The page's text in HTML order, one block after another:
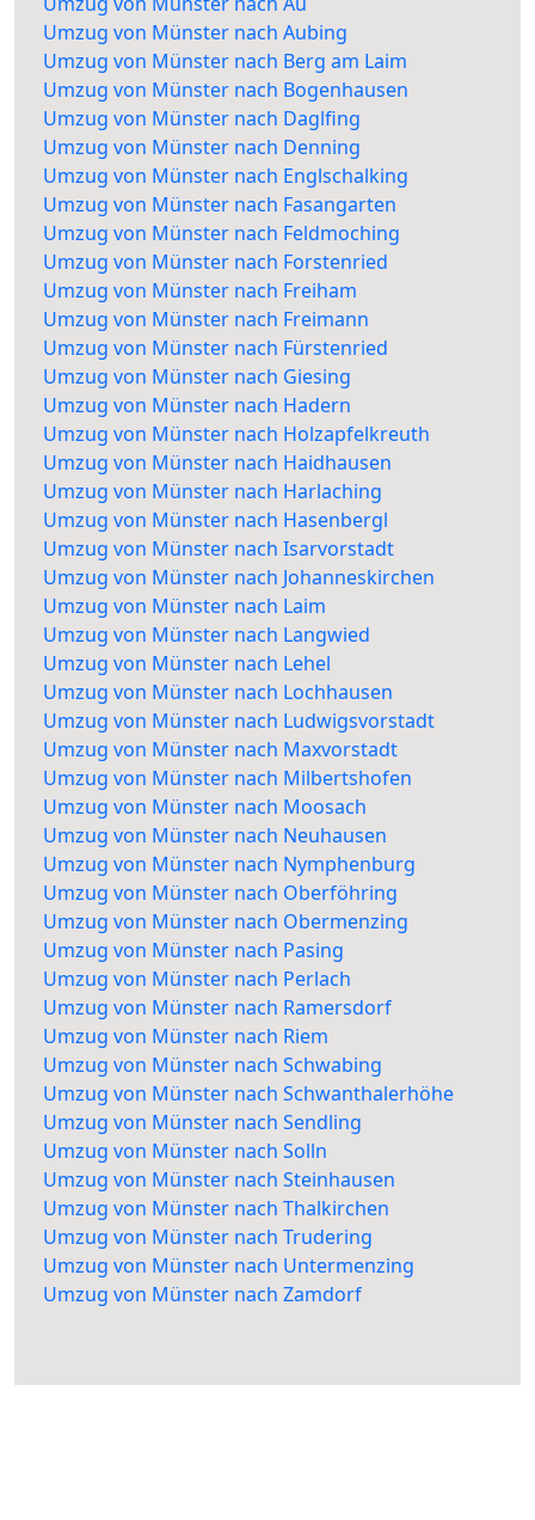
Umzug von Münster nach Aubing
Umzug von Münster nach Berg am Laim
Umzug von Münster nach Bogenhausen
Umzug von Münster nach Daglfing
Umzug von Münster nach Denning
Umzug von Münster nach Englschalking
Umzug von Münster nach Fasangarten
Umzug von Münster nach Feldmoching
Umzug von Münster nach Forstenried
Umzug von Münster nach Freiham
Umzug von Münster nach Freimann
Umzug von Münster nach Fürstenried
Umzug von Münster nach Giesing
Umzug von Münster nach Hadern
Umzug von Münster nach Holzapfelkreuth
Umzug von Münster nach Haidhausen
Umzug von Münster nach Harlaching
Umzug von Münster nach Hasenbergl
Umzug von Münster nach Isarvorstadt
Umzug von Münster nach Johanneskirchen
Umzug von Münster nach Laim
Umzug von Münster nach Langwied
Umzug von Münster nach Lehel
Umzug von Münster nach Lochhausen
Umzug von Münster nach Ludwigsvorstadt
Umzug von Münster nach Maxvorstadt
Umzug von Münster nach Milbertshofen
Umzug von Münster nach Moosach
Umzug von Münster nach Neuhausen
Umzug von Münster nach Nymphenburg
Umzug von Münster nach Oberföhring
Umzug von Münster nach Obermenzing
Umzug von Münster nach Pasing
Umzug von Münster nach Perlach
Umzug von Münster nach Ramersdorf
Umzug von Münster nach Riem
Umzug von Münster nach Schwabing
Umzug von Münster nach Schwanthalerhöhe
Umzug von Münster nach Sendling
Umzug von Münster nach Solln
Umzug von Münster nach Steinhausen
Umzug von Münster nach Thalkirchen
Umzug von Münster nach Trudering
Umzug von Münster nach Untermenzing
Umzug von Münster nach Zamdorf